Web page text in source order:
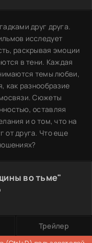
друг друга.
исследует
раскрывая эмоции
в тени. Каждая
темы любви,
как разнообразие
Сюжеты
оставляя
и о том, что на
от друга. Что еще
во тьме"
Трейлер